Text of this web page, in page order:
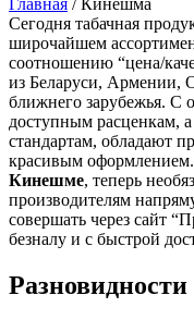
Главная / Кинешма
Сегодня табачная
широчайшем
соотношению “цена/
из Беларуси, Армении,
ближнего зарубежья. С
доступным расценкам,
стандартам, обладают
красивым
Кинешме, теперь
производителям
совершать через сайт
безналу и с быстрой